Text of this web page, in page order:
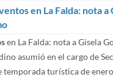
en La Falda: nota a
en La Falda: nota a Gisela
asumió en el cargo de
temporada turística de